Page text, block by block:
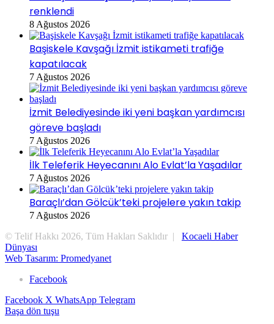
renklendi
8 Ağustos 2026
Başiskele Kavşağı İzmit istikameti trafiğe
kapatılacak
7 Ağustos 2026
İzmit Belediyesinde iki yeni başkan yardımcısı
göreve başladı
7 Ağustos 2026
İlk Teleferik Heyecanını Alo Evlat’la Yaşadılar
7 Ağustos 2026
Baraçlı’dan Gölcük’teki projelere yakın takip
7 Ağustos 2026
© Telif Hakkı 2026, Tüm Hakları Saklıdır | Kocaeli Haber
Dünyası
Web Tasarım: Promedyanet
Facebook
Facebook X WhatsApp Telegram
Başa dön tuşu